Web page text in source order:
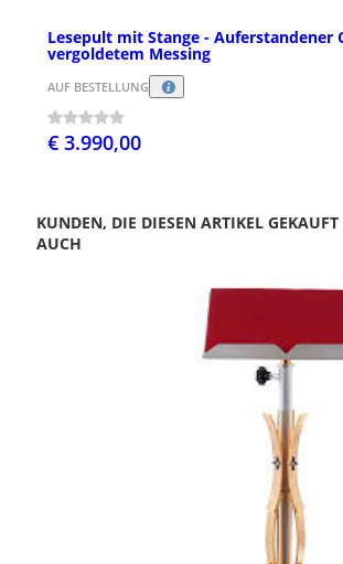
Lesepult mit Stange - Auferstandener
vergoldetem Messing
AUF BESTELLUNG
€ 3.990,00
KUNDEN, DIE DIESEN ARTIKEL
AUCH